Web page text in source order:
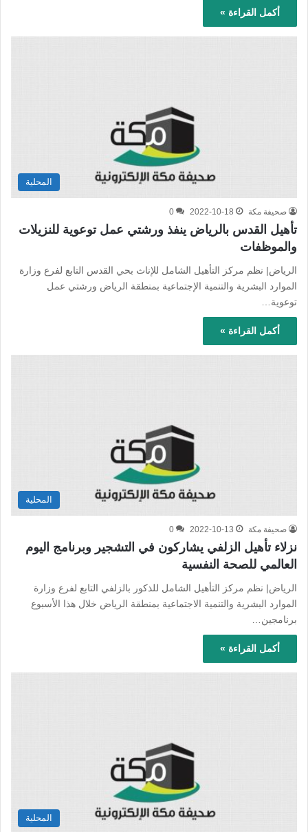
أكمل القراءة »
المحلية
صحيفة مكة 2022-10-18
0
تأهيل القدس بالرياض ينفذ ورشتي عمل توعوية للنزيلات
والموظفات
الرياض| نظم مركز التأهيل الشامل للإناث بحي القدس التابع لفرع وزارة
الموارد البشرية والتنمية الإجتماعية بمنطقة الرياض ورشتي عمل
توعوية…
أكمل القراءة »
المحلية
صحيفة مكة 2022-10-13
0
نزلاء تأهيل الزلفي يشاركون في التشجير وبرنامج اليوم
العالمي للصحة النفسية
الرياض| نظم مركز التأهيل الشامل للذكور بالزلفي التابع لفرع وزارة
الموارد البشرية والتنمية الاجتماعية بمنطقة الرياض خلال هذا الأسبوع
برنامجين…
أكمل القراءة »
المحلية